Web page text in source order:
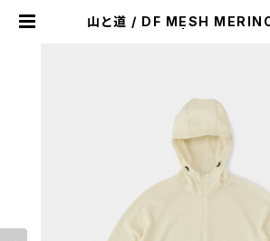
山と道 / DF MESH